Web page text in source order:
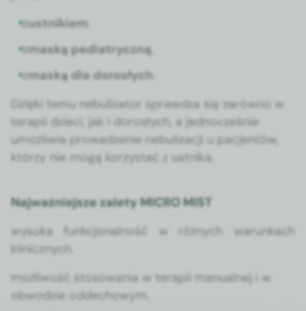
zust­nikiem
zmaską pedi­atryczną
zmaską dla dorosłych
Dzię­ki temu neb­u­liza­tor sprawdza się zarówno w
ter­apii dzieci, jak i dorosłych, a jed­nocześnie
umożli­wia prowadze­nie neb­u­liza­cji u pac­jen­tów,
którzy nie mogą korzys­tać z ust­ni­ka.
Najważniejsze zalety MICRO MIST
wyso­ka funkcjon­al­ność w różnych warunk­ach
klin­icznych.
możli­wość stosowa­nia w ter­apii man­u­al­nej i w
obwodzie odd­e­chowym,